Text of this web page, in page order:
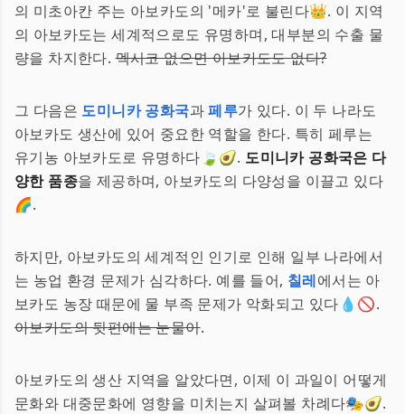
의 미초아칸 주는 아보카도의 '메카'로 불린다👑. 이 지역
의 아보카도는 세계적으로도 유명하며, 대부분의 수출 물
량을 차지한다.멕시코 없으면 아보카도도 없다?
그 다음은 도미니카 공화국과페루가 있다. 이 두 나라도
아보카도 생산에 있어 중요한 역할을 한다. 특히 페루는
유기농 아보카도로 유명하다🍃🥑. 도미니카 공화국은 다
양한 품종을 제공하며, 아보카도의 다양성을 이끌고 있다
🌈.
하지만, 아보카도의 세계적인 인기로 인해 일부 나라에서
는 농업 환경 문제가 심각하다. 예를 들어, 칠레에서는 아
보카도 농장 때문에 물 부족 문제가 악화되고 있다💧🚫.
아보카도의 뒷편에는 눈물이.
아보카도의 생산 지역을 알았다면, 이제 이 과일이 어떻게
문화와 대중문화에 영향을 미치는지 살펴볼 차례다🎭🥑.